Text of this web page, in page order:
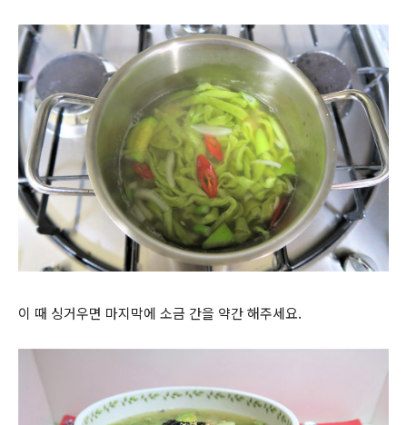
이 때 싱거우면 마지막에 소금 간을 약간 해주세요.